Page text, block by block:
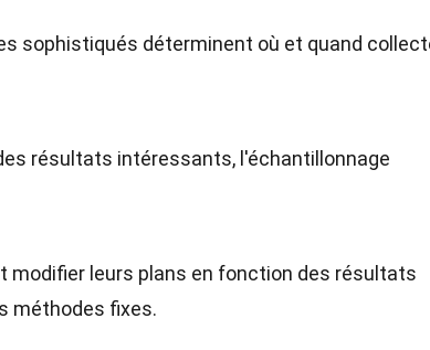
sophistiqués déterminent où et quand
résultats intéressants, l'échantillonnage
modifier leurs plans en fonction des résultats
méthodes fixes.